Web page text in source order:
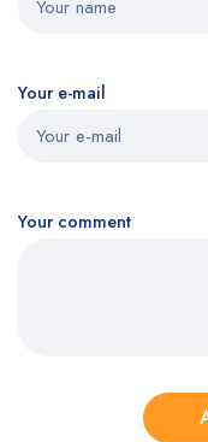
Your e-mail
Your comment